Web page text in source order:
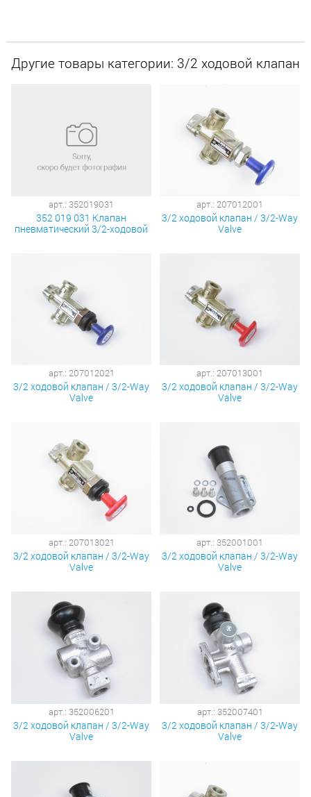
Другие товары категории: 3/2 ходовой клапан
арт.: 352019031
352 019 031 Клапан
пневматический 3/2-ходовой
арт.: 207012001
3/2 ходовой клапан / 3/2-Way
Valve
арт.: 207012021
3/2 ходовой клапан / 3/2-Way
Valve
арт.: 207013001
3/2 ходовой клапан / 3/2-Way
Valve
арт.: 207013021
3/2 ходовой клапан / 3/2-Way
Valve
арт.: 352001001
3/2 ходовой клапан / 3/2-Way
Valve
арт.: 352006201
3/2 ходовой клапан / 3/2-Way
Valve
арт.: 352007401
3/2 ходовой клапан / 3/2-Way
Valve